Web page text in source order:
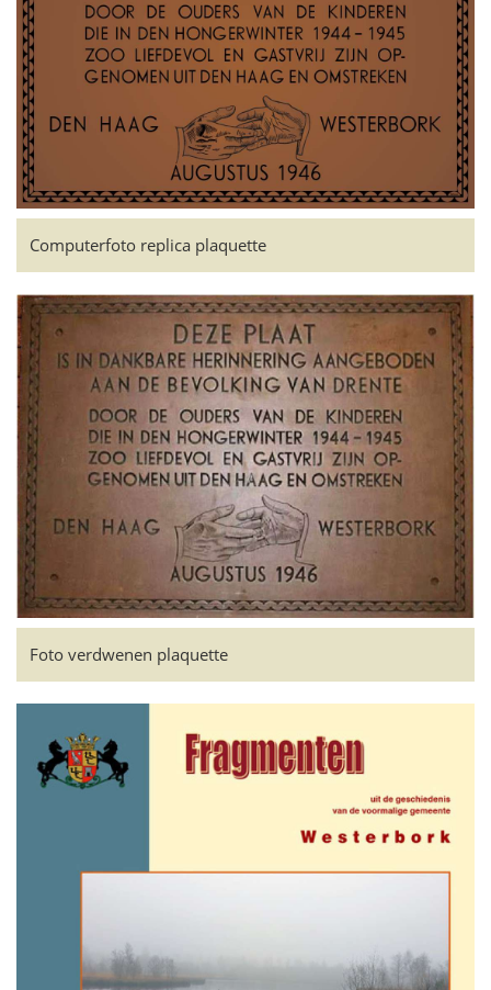
Computerfoto replica plaquette
Foto verdwenen plaquette